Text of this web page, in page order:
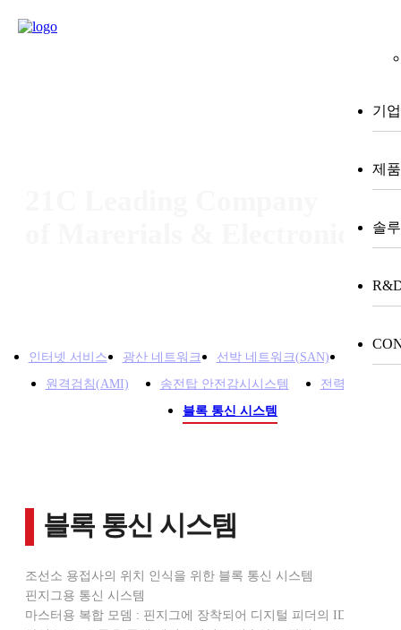
기
제품
솔
of Marerials & Electronics
인터넷 서비스 광산 네트워크 선박 네트워크(SAN)
원격검침(AMI)
송전탑 안전감시시스템
전력 통신 시
블록 통신 시스템
블록 통신 시스템
조선소 용접사의 위치 인식을 위한 블록 통신 시스템
핀지그용 통신 시스템
마스터용 복합 모뎀 : 핀지그에 장착되어 디지털 피더의 ID 정보를